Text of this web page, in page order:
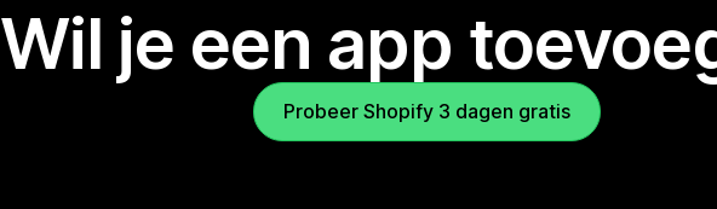
Wil je een app
Probeer Shopify 3 dagen gratis